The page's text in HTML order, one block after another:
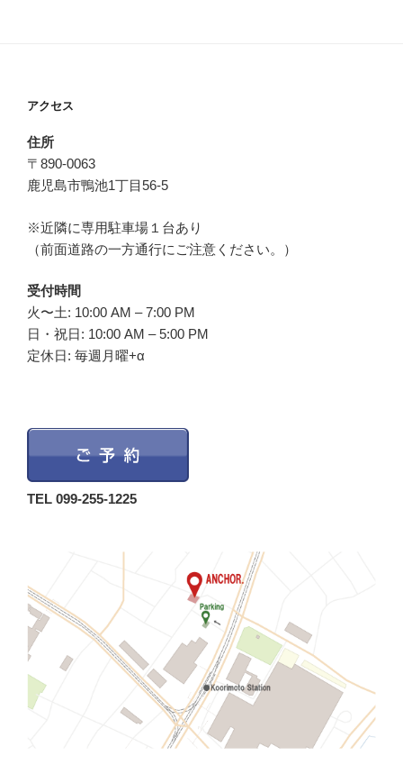
アクセス
住所
〒890-0063
鹿児島市鴨池1丁目56-5
※近隣に専用駐車場１台あり
（前面道路の一方通行にご注意ください。）
受付時間
火〜土: 10:00 AM – 7:00 PM
日・祝日: 10:00 AM – 5:00 PM
定休日: 毎週月曜+α
TEL 099-255-1225